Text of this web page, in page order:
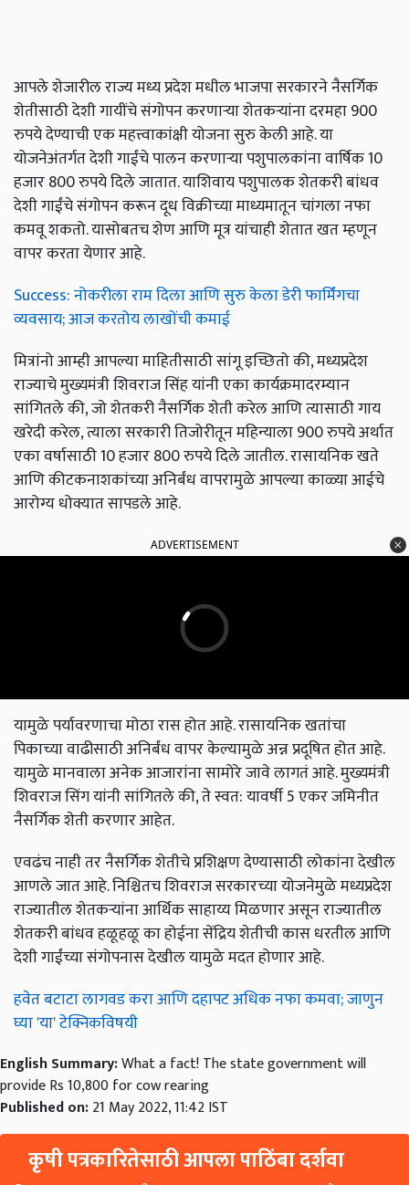
आपले शेजारील राज्य मध्य प्रदेश मधील भाजपा सरकारने नैसर्गिक
शेतीसाठी देशी गायींचे संगोपन करणाऱ्या शेतकऱ्यांना दरमहा 900
रुपये देण्याची एक महत्त्वाकांक्षी योजना सुरु केली आहे. या
योजनेअंतर्गत देशी गाईंचे पालन करणाऱ्या पशुपालकांना वार्षिक 10
हजार 800 रुपये दिले जातात. याशिवाय पशुपालक शेतकरी बांधव
देशी गाईंचे संगोपन करून दूध विक्रीच्या माध्यमातून चांगला नफा
कमवू शकतो. यासोबतच शेण आणि मूत्र यांचाही शेतात खत म्हणून
वापर करता येणार आहे.
Success: नोकरीला राम दिला आणि सुरु केला डेरी फार्मिंगचा
व्यवसाय; आज करतोय लाखोंची कमाई
मित्रांनो आम्ही आपल्या माहितीसाठी सांगू इच्छितो की, मध्यप्रदेश
राज्याचे मुख्यमंत्री शिवराज सिंह यांनी एका कार्यक्रमादरम्यान
सांगितले की, जो शेतकरी नैसर्गिक शेती करेल आणि त्यासाठी गाय
खरेदी करेल, त्याला सरकारी तिजोरीतून महिन्याला 900 रुपये अर्थात
एका वर्षासाठी 10 हजार 800 रुपये दिले जातील. रासायनिक खते
आणि कीटकनाशकांच्या अनिर्बंध वापरामुळे आपल्या काळ्या आईचे
आरोग्य धोक्यात सापडले आहे.
ADVERTISEMENT
यामुळे पर्यावरणाचा मोठा रास होत आहे. रासायनिक खतांचा
पिकाच्या वाढीसाठी अनिर्बंध वापर केल्यामुळे अन्न प्रदूषित होत आहे.
यामुळे मानवाला अनेक आजारांना सामोरे जावे लागतं आहे. मुख्यमंत्री
शिवराज सिंग यांनी सांगितले की, ते स्वत: यावर्षी 5 एकर जमिनीत
नैसर्गिक शेती करणार आहेत.
एवढंच नाही तर नैसर्गिक शेतीचे प्रशिक्षण देण्यासाठी लोकांना देखील
आणले जात आहे. निश्चितच शिवराज सरकारच्या योजनेमुळे मध्यप्रदेश
राज्यातील शेतकऱ्यांना आर्थिक साहाय्य मिळणार असून राज्यातील
शेतकरी बांधव हळूहळू का होईना सेंद्रिय शेतीची कास धरतील आणि
देशी गाईंच्या संगोपनास देखील यामुळे मदत होणार आहे.
हवेत बटाटा लागवड करा आणि दहापट अधिक नफा कमवा; जाणुन
घ्या 'या' टेक्निकविषयी
English Summary:What a fact! The state government will
provide Rs 10,800 for cow rearing
Published on:21 May 2022, 11:42 IST
कृषी पत्रकारितेसाठी आपला पाठिंबा दर्शवा